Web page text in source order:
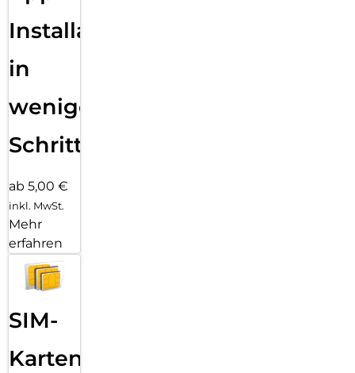
Installation
in
wenigen
Schritten
ab 5,00 €
inkl. MwSt.
Mehr
erfahren
SIM-
Karten